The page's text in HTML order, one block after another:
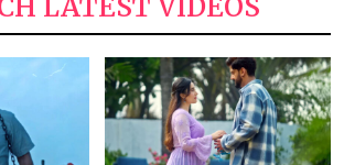
LATEST VIDEOS